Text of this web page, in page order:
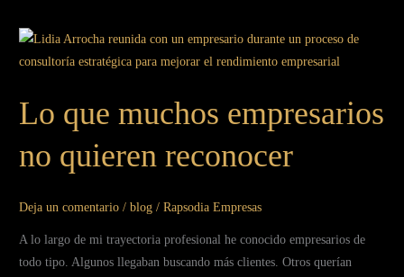
Lo que muchos empresarios
no quieren reconocer
Deja un comentario /blog /Rapsodia Empresas
A lo largo de mi trayectoria profesional he conocido empresarios de
todo tipo. Algunos llegaban buscando más clientes. Otros querían
Lo
que
empresarios
no
quieren